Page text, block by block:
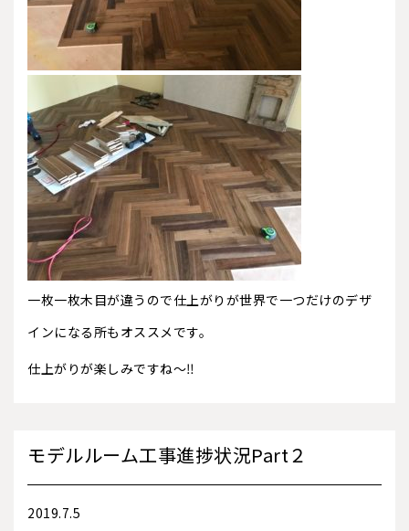
一枚一枚木目が違うので仕上がりが世界で一つだけのデザ
インになる所もオススメです。
仕上がりが楽しみですね〜‼️
モデルルーム工事進捗状況Part２
2019.7.5